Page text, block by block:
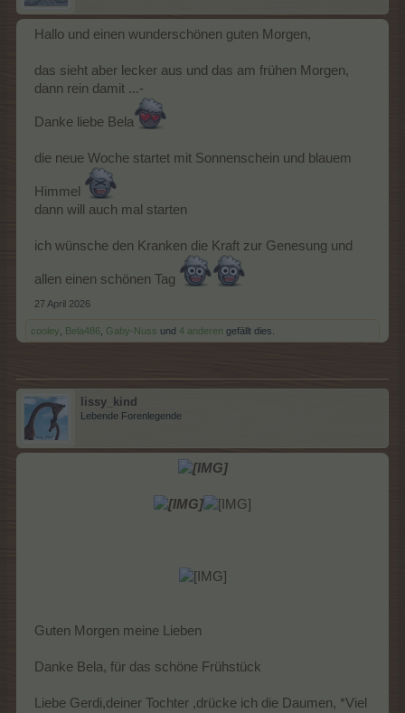
Hallo und einen wunderschönen guten Morgen,
das sieht aber lecker aus und das am frühen Morgen,
dann rein damit ...-
Danke liebe Bela
die neue Woche startet mit Sonnenschein und blauem
Himmel
dann will auch mal starten
ich wünsche den Kranken die Kraft zur Genesung und
allen einen schönen Tag
27 April 2026
cooley Bela486 Gaby-Nuss und 4 anderen gefällt dies.
lissy_kind
Lebende Forenlegende
Guten Morgen meine Lieben
Danke Bela, für das schöne Frühstück
Liebe Gerdi,deiner Tochter ,drücke ich die Daumen, *Viel